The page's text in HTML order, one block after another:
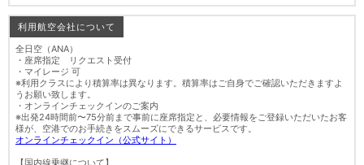
利用航空会社について
全日空（ANA）
・座席指定 リクエスト受付
・マイレージ 可
※利用クラスにより積算率は異なります。積算率はご自身でご確認いただきますよ
うお願い致します。
・オンラインチェックインのご案内
※出発24時間前〜75分前まで事前に座席指定と、必要情報をご登録いただいたお客
様が、空港でのお手続きをスムーズにできるサービスです。
オンラインチェックイン（公式サイト）
【国内線乗継について】